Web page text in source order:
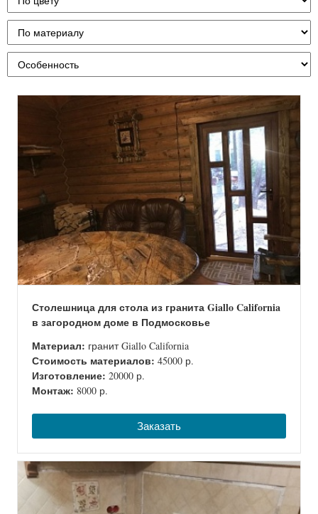
Столешница для стола из гранита Giallo California
в загородном доме в Подмосковье
Материал: гранит Giallo California
Стоимость материалов: 45000 р.
Изготовление: 20000 р.
Монтаж: 8000 р.
Заказать